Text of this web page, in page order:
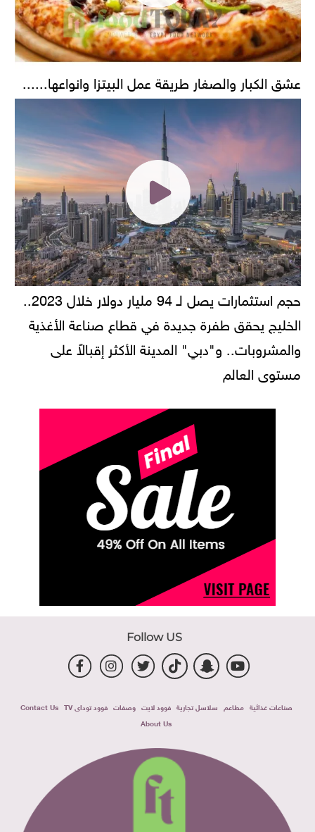
عشق الكبار والصغار طريقة عمل البيتزا وانواعها......
الخليج يحقق طفرة جديدة في قطاع صناعة الأغذية
والمشروبات.. و"دبي" المدينة الأكثر إقبالاً على
مستوى العالم
Follow US
صناعات غذائية مطاعم سلاسل تجارية فوود لايت وصفات فوود توداى TV
Contact Us
About Us